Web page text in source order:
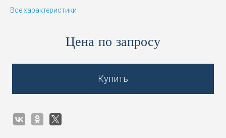
Все характеристики
Цена по запросу
Купить